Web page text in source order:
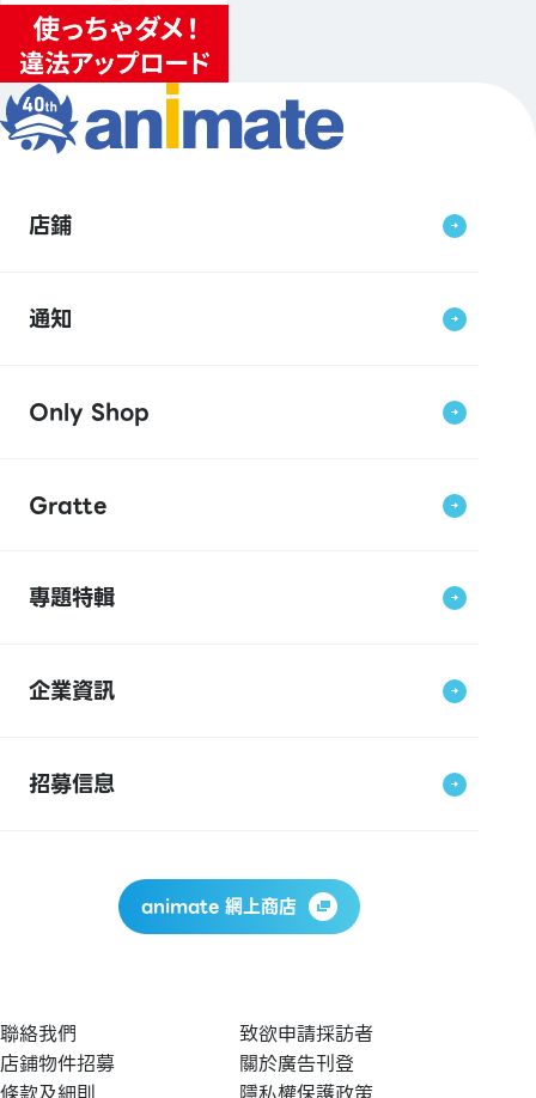
店鋪
通知
Only Shop
Gratte
專題特輯
企業資訊
招募信息
animate 網上商店
聯絡我們
致欲申請採訪者
店鋪物件招募
關於廣告刊登